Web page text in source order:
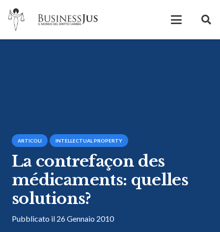
ARTICOLI INTELLECTUAL PROPERTY
La contrefaçon des
médicaments: quelles
solutions?
Pubblicato il 26 Gennaio 2010